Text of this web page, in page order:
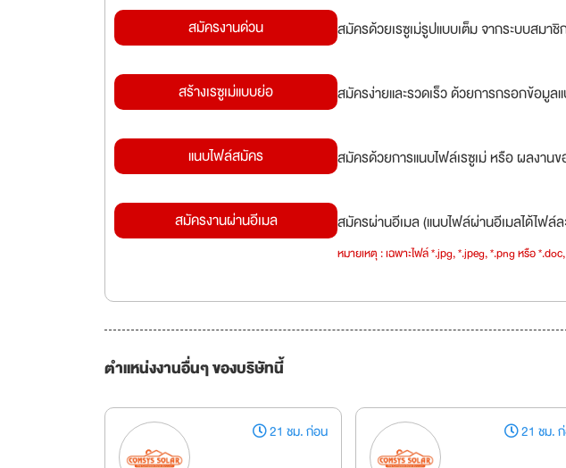
สมัครงานด่วน สมัครด้วยเรซูเม่รูปแบบเต็ม จากระบบสมา
สร้างเรซูเม่แบบย่อ สมัครง่ายและรวดเร็ว ด้วยการกรอกข้อมูล
แนบไฟล์สมัคร สมัครด้วยการแนบไฟล์เรซูเม่ หรือ ผลงาน
สมัครงานผ่านอีเมล สมัครผ่านอีเมล (แนบไฟล์ผ่านอีเมลได้ไฟล์
หมายเหตุ : เฉพาะไฟล์ *.jpg, *.jpeg, *.png หรือ
ตำแหน่งงานอื่นๆ ของบริษัทนี้
21 ชม. ก่อน 21 ชม.